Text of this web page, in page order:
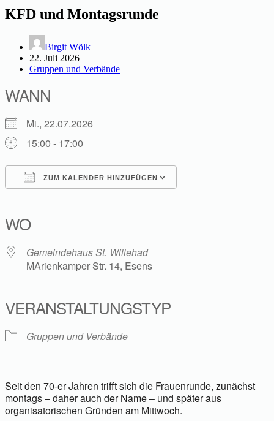
KFD und Montagsrunde
Birgit Wölk
22. Juli 2026
Gruppen und Verbände
WANN
Mi., 22.07.2026
15:00 - 17:00
ZUM KALENDER HINZUFÜGEN
WO
Gemeindehaus St. Willehad
MArienkamper Str. 14, Esens
VERANSTALTUNGSTYP
Gruppen und Verbände
Seit den 70-er Jahren trifft sich die Frauenrunde, zunächst
montags – daher auch der Name – und später aus
organisatorischen Gründen am Mittwoch.